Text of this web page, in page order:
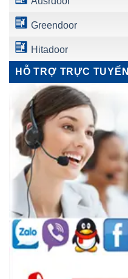
Greendoor
Hitadoor
HỖ TRỢ TRỰC TUYẾN